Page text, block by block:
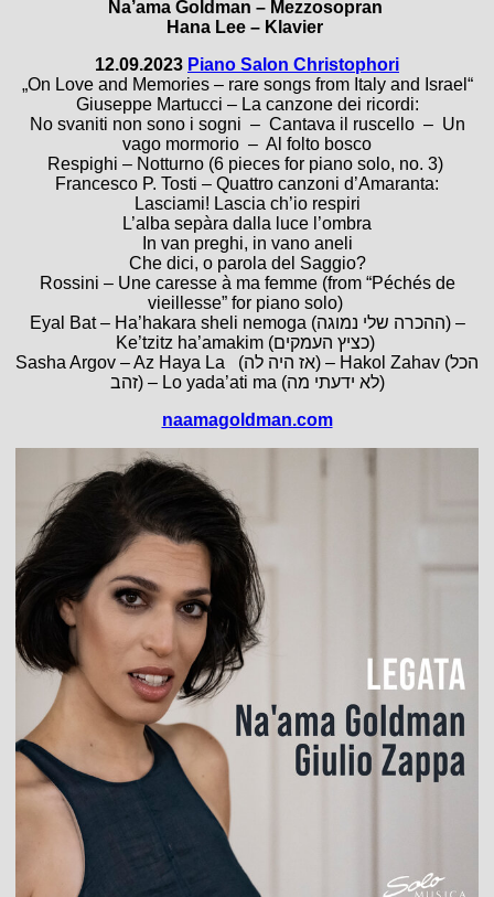
Na’ama Goldman – Mezzosopran
Hana Lee – Klavier
12.09.2023 Piano Salon Christophori
„On Love and Memories – rare songs from Italy and Israel“
Giuseppe Martucci – La canzone dei ricordi:
No svaniti non sono i sogni – Cantava il ruscello – Un
vago mormorio – Al folto bosco
Respighi – Notturno (6 pieces for piano solo, no. 3)
Francesco P. Tosti – Quattro canzoni d’Amaranta:
Lasciami! Lascia ch’io respiri
L’alba sepàra dalla luce l’ombra
In van preghi, in vano aneli
Che dici, o parola del Saggio?
Rossini – Une caresse à ma femme (from “Péchés de
vieillesse” for piano solo)
Eyal Bat – Ha’hakara sheli nemoga (ההכרה שלי נמוגה) –
Ke’tzitz ha’amakim (כציץ העמקים)
Sasha Argov – Az Haya La (אז היה לה) – Hakol Zahav (הכל
זהב) – Lo yada’ati ma (לא ידעתי מה)
naamagoldman.com